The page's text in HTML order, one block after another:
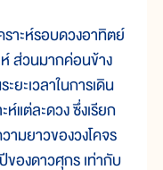
าะห์รอบดวงอาทิตย์
ห์ ส่วนมากค่อนข้าง
ยะเวลาในการเดิน
ห์แต่ละดวง ซึ่งเรียก
ามยาวของวงโคจร
ของดาวศุกร เท่ากับ